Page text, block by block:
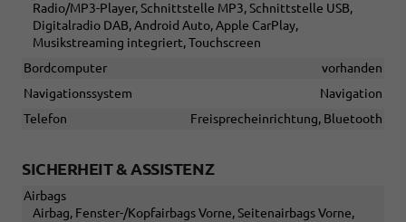
Radio/MP3-Player, Schnittstelle MP3, Schnittstelle USB,
Digitalradio DAB, Android Auto, Apple CarPlay,
Musikstreaming integriert, Touchscreen
Bordcomputer
vorhanden
Navigationssystem
Navigation
Telefon
Freisprecheinrichtung, Bluetooth
SICHERHEIT & ASSISTENZ
Airbags
Airbag, Fenster-/Kopfairbags Vorne, Seitenairbags Vorne,